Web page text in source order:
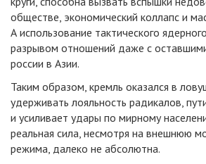
обществе, экономический коллапс и
А использование тактического
разрывом отношений даже с
россии в Азии.
Таким образом, кремль оказался в
удерживать лояльность радикалов,
и усиливает удары по мирному
реальная сила, несмотря на внешнюю
режима, далеко не абсолютна.